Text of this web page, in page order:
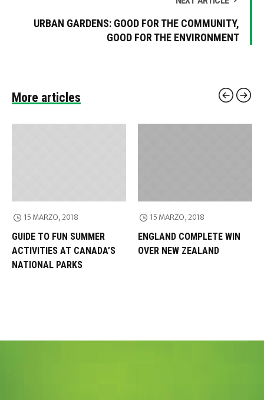
URBAN GARDENS: GOOD FOR THE COMMUNITY,
GOOD FOR THE ENVIRONMENT
More articles
15 MARZO, 2018
GUIDE TO FUN SUMMER
ACTIVITIES AT CANADA’S
NATIONAL PARKS
15 MARZO, 2018
ENGLAND COMPLETE WIN
OVER NEW ZEALAND